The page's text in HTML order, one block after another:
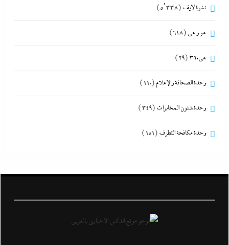
نشرة لايف (5٬338)
هو و هي (618)
هى360 (29)
وحدة الصحافة والإعلام(110)
وحدة شئون المخابرات (349)
وحدة مكافحة التطرف (151)